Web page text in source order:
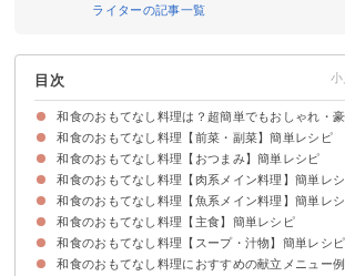
ライターの記事一覧
目次
和食のおもてなし料理は？超簡単でもおしゃれ・
和食のおもてなし料理【前菜・副菜】簡単レシピ
①豪華に見える卵豆腐
②揚げない野菜の揚げびたし
③おしゃれな和風ゼリー寄せ
④白だしで簡単茶碗蒸し
和食のおもてなし料理【おつまみ】簡単レシピ
①花れんこんのゆかり漬け
②高野豆腐の簡単味噌田楽
③切り干し大根の煮物
④菜の花のからし和え
和食のおもてなし料理【肉系メイン料理】簡単レ
①簡単で美味しい豚の角煮
②手羽先のお酢煮
③肉じゃが
④治部煮
和食のおもてなし料理【魚系メイン料理】簡単レ
①鱈のホイル焼き
②ブリ大根
③鯖の竜田揚げ
④鯵の南蛮漬け
和食のおもてなし料理【主食】簡単レシピ
①ちらし寿司
②手まり寿司
③そば稲荷
④海苔巻き
⑤炊き込みご飯
和食のおもてなし料理【スープ・汁物】簡単レシピ
①シンプルなすまし汁
②けんちん汁
③かす汁
④つみれ汁
和食のおもてなし料理におすすめの献立メニュー例